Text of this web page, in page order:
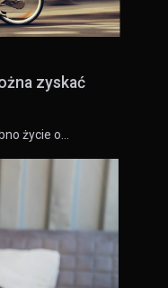
zyskać
życie o…